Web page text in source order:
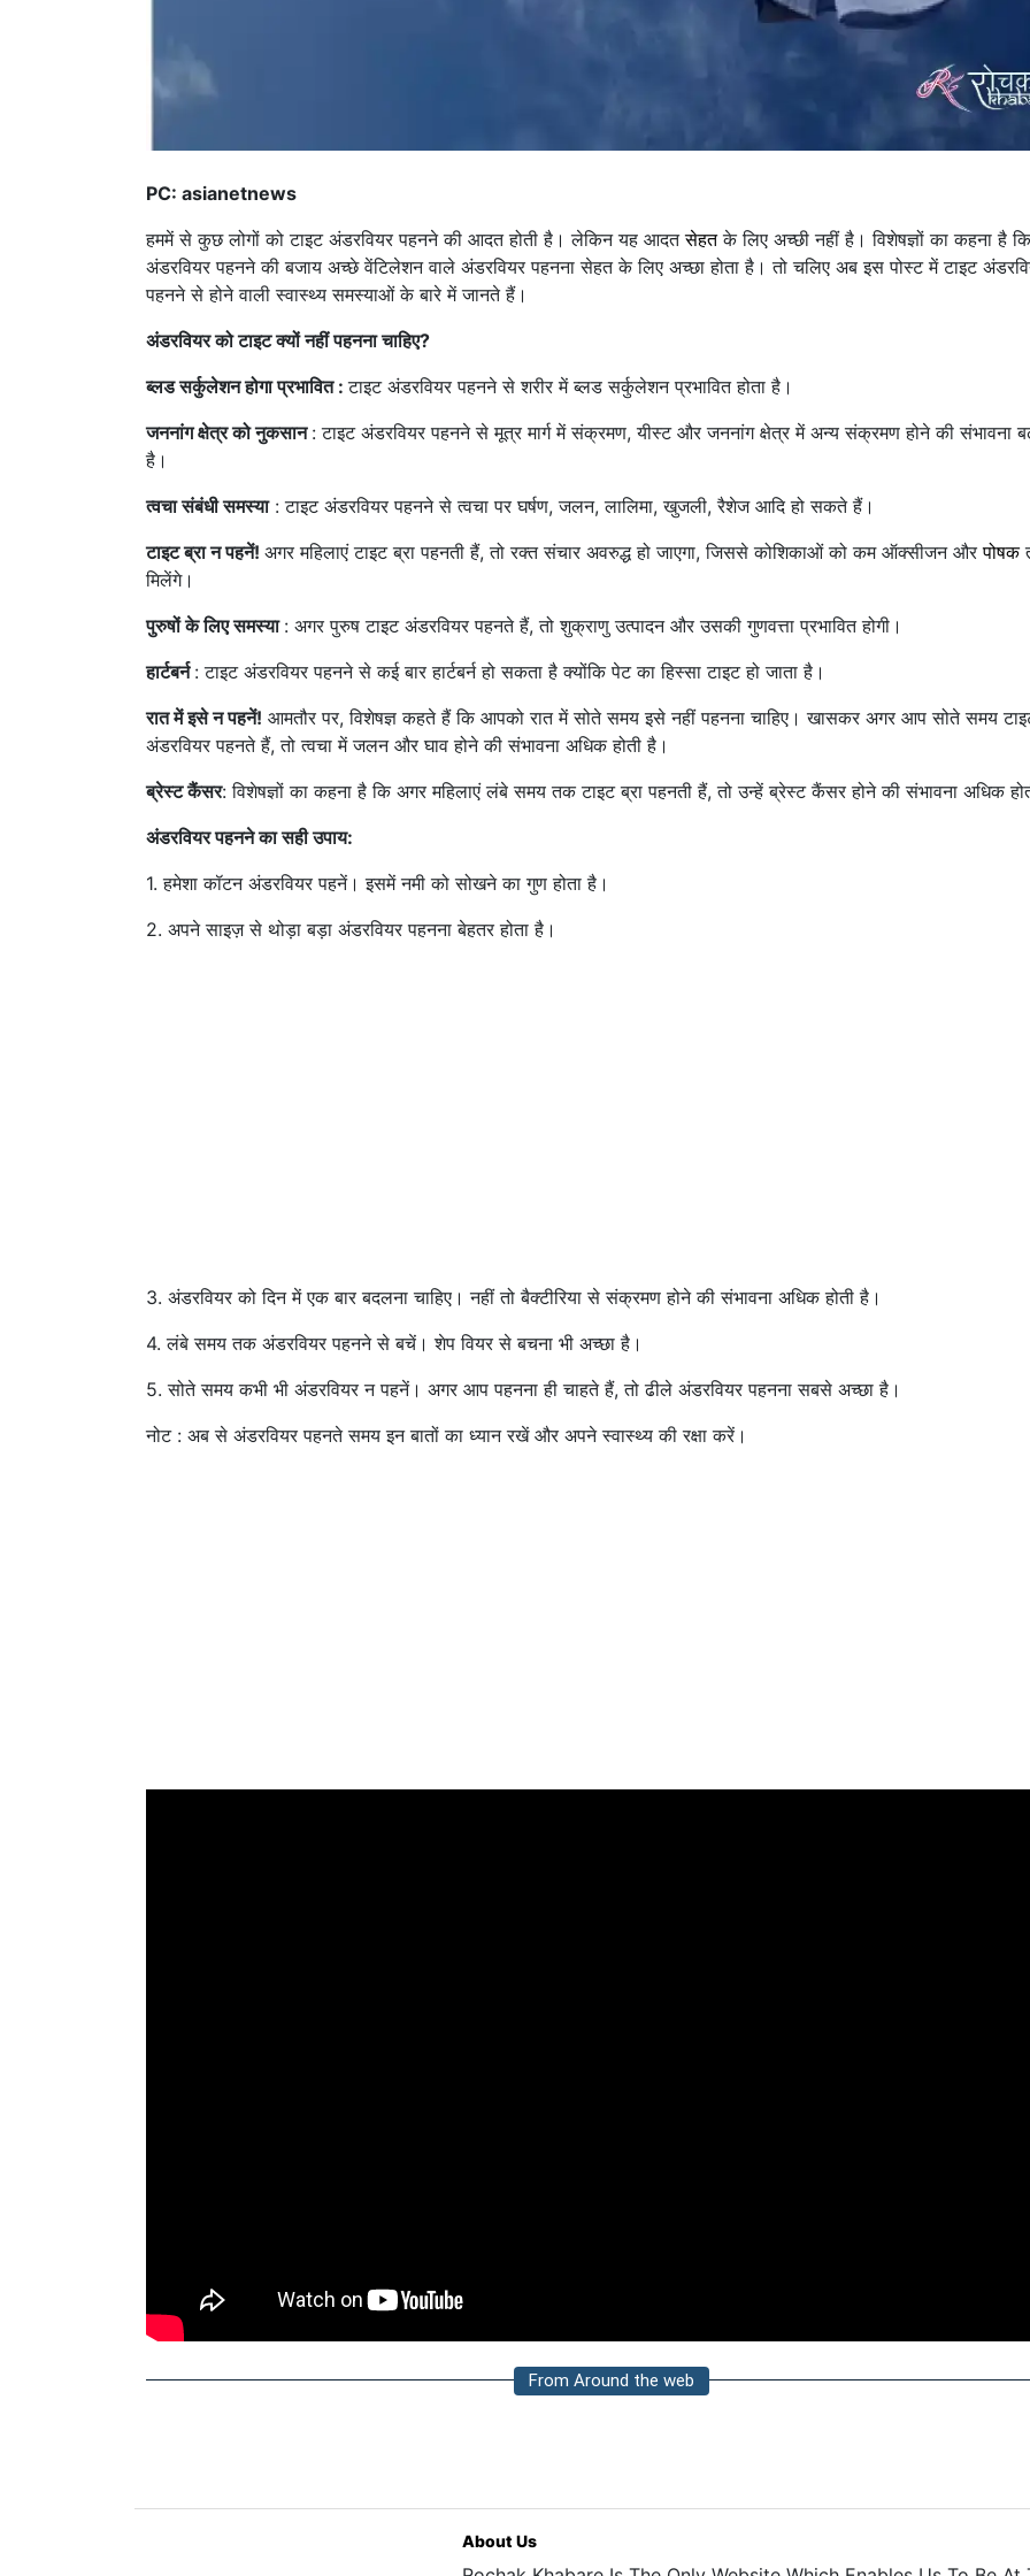
PC: asianetnews
हममें से कुछ लोगों को टाइट अंडरवियर पहनने की आदत होती है। लेकिन यह आदतसेहतके लिए अच्छी नहीं है। विशेषज्ञों का कहना है
अंडरवियर पहनने की बजाय अच्छे वेंटिलेशन वाले अंडरवियर पहनना सेहत के लिए अच्छा होता है। तो चलिए अब इस पोस्ट में टाइट
पहनने से होने वाली स्वास्थ्य समस्याओं के बारे में जानते हैं।
अंडरवियर को टाइट क्यों नहीं पहनना चाहिए?
ब्लड सर्कुलेशन होगा प्रभावित :टाइट अंडरवियर पहनने से शरीर में ब्लड सर्कुलेशन प्रभावित होता है।
जननांग क्षेत्र को नुकसान : टाइट अंडरवियर पहनने से मूत्र मार्ग में संक्रमण, यीस्ट और जननांग क्षेत्र में अन्य संक्रमण होने की संभावना
है।
त्वचा संबंधी समस्या: टाइट अंडरवियर पहनने से त्वचा पर घर्षण, जलन, लालिमा, खुजली, रैशेज आदि हो सकते हैं।
टाइट ब्रा न पहनें! अगर महिलाएं टाइट ब्रा पहनती हैं, तो रक्त संचार अवरुद्ध हो जाएगा, जिससे कोशिकाओं को कम ऑक्सीजन औरपोषक
मिलेंगे।
पुरुषों के लिए समस्या : अगर पुरुष टाइट अंडरवियर पहनते हैं, तो शुक्राणु उत्पादन और उसकी गुणवत्ता प्रभावित होगी।
हार्टबर्न : टाइट अंडरवियर पहनने से कई बार हार्टबर्न हो सकता है क्योंकि पेट का हिस्सा टाइट हो जाता है।
रात में इसे न पहनें! आमतौर पर, विशेषज्ञ कहते हैं कि आपको रात में सोते समय इसे नहीं पहनना चाहिए। खासकर अगर आप सोते समय
अंडरवियर पहनते हैं, तो त्वचा में जलन और घाव होने की संभावना अधिक होती है।
ब्रेस्ट कैंसर: विशेषज्ञों का कहना है कि अगर महिलाएं लंबे समय तक टाइट ब्रा पहनती हैं, तो उन्हें ब्रेस्ट कैंसर होने की संभावना अधिक
अंडरवियर पहनने का सही उपाय:
1. हमेशा कॉटन अंडरवियर पहनें। इसमें नमी को सोखने का गुण होता है।
2. अपने साइज़ से थोड़ा बड़ा अंडरवियर पहनना बेहतर होता है।
3. अंडरवियर को दिन में एक बार बदलना चाहिए। नहीं तो बैक्टीरिया से संक्रमण होने की संभावना अधिक होती है।
4. लंबे समय तक अंडरवियर पहनने से बचें। शेप वियर से बचना भी अच्छा है।
5. सोते समय कभी भी अंडरवियर न पहनें। अगर आप पहनना ही चाहते हैं, तो ढीले अंडरवियर पहनना सबसे अच्छा है।
नोट : अब से अंडरवियर पहनते समय इन बातों का ध्यान रखें और अपने स्वास्थ्य की रक्षा करें।
From Around the web
About Us